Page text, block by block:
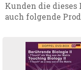
Kunden die dieses
auch folgende